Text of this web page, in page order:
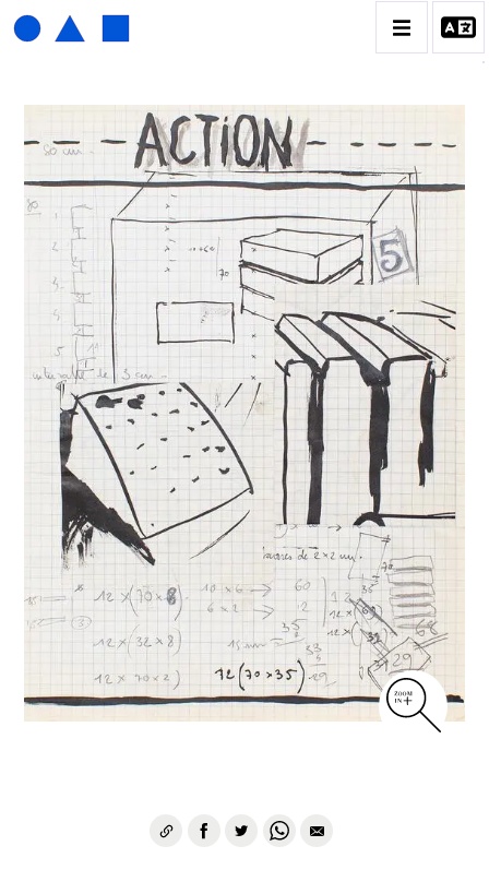
HENRI FOUCAULT
BIOGRAPHIE
CATALOGUE DES OEUVRES
01_SCULPTURE
02_PHOTOGRAPHIQUE
03_COLLAGES
04_DESSINS
05_MONOTYPE
06_ARCHIVES
CONTACT